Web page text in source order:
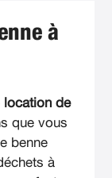
à
location de
que vous
benne
à